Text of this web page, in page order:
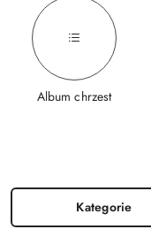
Album chrzest
Kategorie